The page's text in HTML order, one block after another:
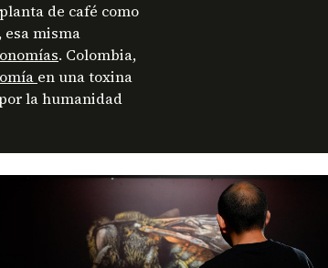
de café como
esa misma
. Colombia,
en una toxina
la humanidad